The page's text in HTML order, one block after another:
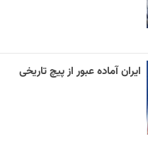
ایران آماده عبور از پیچ تاریخی